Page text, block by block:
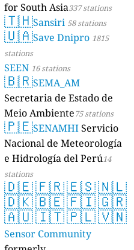
for South Asia337 stations
🇹🇭Sansiri 58 stations
🇺🇦Save Dnipro 1815
stations
SEEN 16 stations
🇧🇷SEMA_AM
Secretaria de Estado de
Meio Ambiente75 stations
🇵🇪SENAMHIServicio
Nacional de Meteorología
e Hidrología del Perú14
stations
🇩🇪🇫🇷🇪🇸🇳🇱
🇩🇰🇧🇪🇫🇮🇬🇷
🇦🇺🇮🇹🇵🇱🇻🇳
Sensor Community